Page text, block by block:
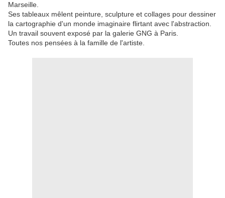
Marseille.
Ses tableaux mêlent peinture, sculpture et collages pour dessiner
la cartographie d'un monde imaginaire flirtant avec l'abstraction.
Un travail souvent exposé par la galerie GNG à Paris.
Toutes nos pensées à la famille de l'artiste.